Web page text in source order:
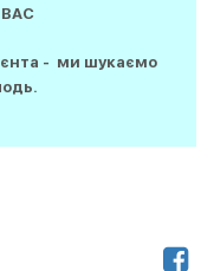
- ми шукаємо